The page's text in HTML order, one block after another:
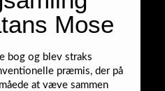
Mose
bog og blev straks
præmis, der på
at væve sammen